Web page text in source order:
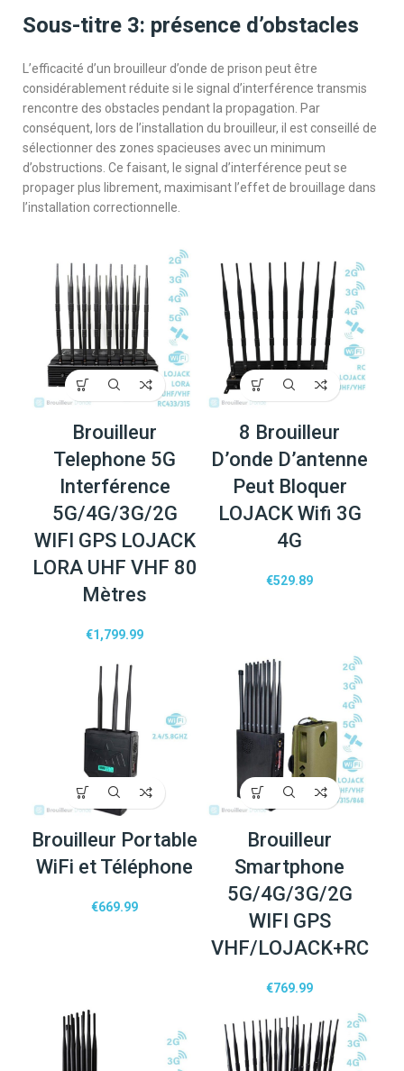
Sous-titre 3: présence d’obstacles
L’efficacité d’un brouilleur d’onde de prison peut être
considérablement réduite si le signal d’interférence transmis
rencontre des obstacles pendant la propagation. Par
conséquent, lors de l’installation du brouilleur, il est conseillé de
sélectionner des zones spacieuses avec un minimum
d’obstructions. Ce faisant, le signal d’interférence peut se
propager plus librement, maximisant l’effet de brouillage dans
l’installation correctionnelle.
Brouilleur
Telephone 5G
Interférence
5G/4G/3G/2G
WIFI GPS LOJACK
LORA UHF VHF 80
Mètres
€1,799.99
8 Brouilleur
D’onde D’antenne
Peut Bloquer
LOJACK Wifi 3G
4G
€529.89
Brouilleur Portable
WiFi et Téléphone
€669.99
Brouilleur
Smartphone
5G/4G/3G/2G
WIFI GPS
VHF/LOJACK+RC
€769.99